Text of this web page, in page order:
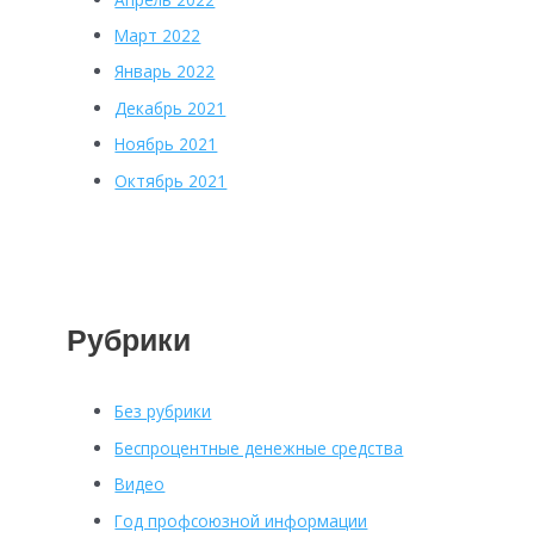
Март 2022
Январь 2022
Декабрь 2021
Ноябрь 2021
Октябрь 2021
Рубрики
Без рубрики
Беспроцентные денежные средства
Видео
Год профсоюзной информации